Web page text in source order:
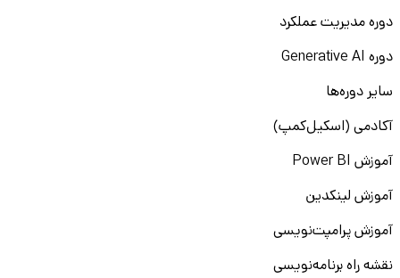
دوره مدیریت عملکرد
دوره Generative AI
سایر دوره‌ها
آکادمی (اسکیل‌کمپ)
آموزش Power BI
آموزش لینکدین
آموزش پرامپت‌نویسی
نقشه راه برنامه‌نویسی